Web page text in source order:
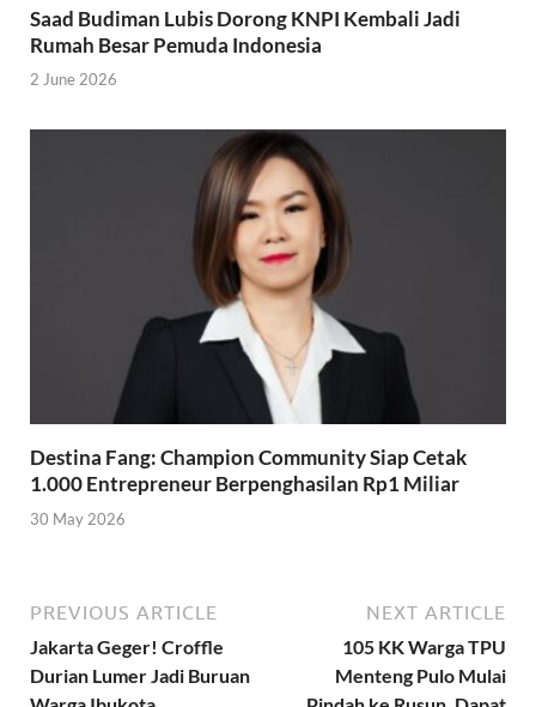
Saad Budiman Lubis Dorong KNPI Kembali Jadi
Rumah Besar Pemuda Indonesia
2 June 2026
Destina Fang: Champion Community Siap Cetak
1.000 Entrepreneur Berpenghasilan Rp1 Miliar
30 May 2026
PREVIOUS ARTICLE
Jakarta Geger! Croffle
Durian Lumer Jadi Buruan
NEXT ARTICLE
105 KK Warga TPU
Menteng Pulo Mulai